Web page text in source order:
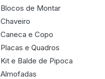
Blocos de Montar
Chaveiro
Caneca e Copo
Placas e Quadros
Kit e Balde de Pipoca
Almofadas